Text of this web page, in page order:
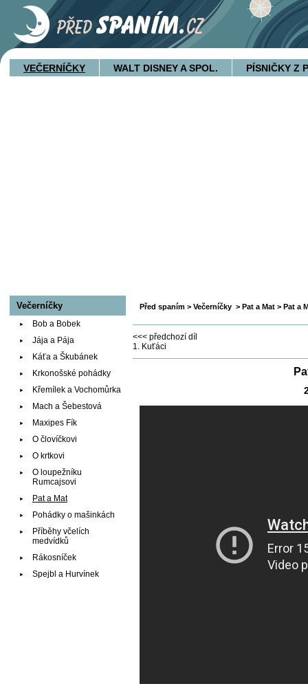
VEČERNÍČKY WALT DISNEY A SPOL. PÍSNIČKY Z
Před spaním > Večerníčky > Pat a Mat > Pat a
<<< předchozí díl
1. Kuťáci
Večerníčky
Bob a Bobek
Jája a Pája
Káťa a Škubánek
Krkonošské pohádky
Křemílek a Vochomůrka
Mach a Šebestová
Maxipes Fík
O človíčkovi
O krtkovi
O loupežníku
Rumcajsovi
Pat a Mat
Pohádky o mašinkách
Příběhy včelích
medvídků
Rákosníček
Spejbl a Hurvínek